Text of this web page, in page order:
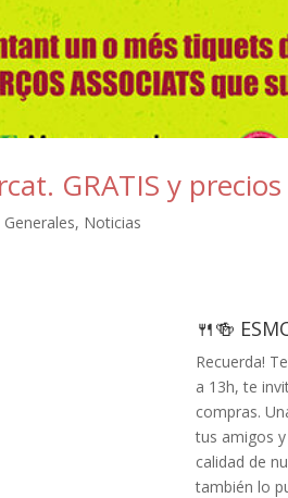
GRATIS y
Generales, Noticias
🍴🍻
Recuerda!
a 13h, te
compras.
tus amigos
calidad de
también lo